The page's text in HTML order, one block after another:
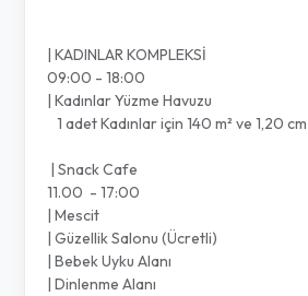
| KADINLAR KOMPLEKSİ
09:00 - 18:00
| Kadınlar Yüzme Havuzu
1 adet Kadınlar için 140 m² ve 1,20
| Snack Cafe
11.00 - 17:00
| Mescit
| Güzellik Salonu (Ücretli)
| Bebek Uyku Alanı
| Dinlenme Alanı